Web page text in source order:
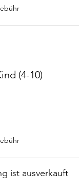
(4-10)
ist ausverkauft